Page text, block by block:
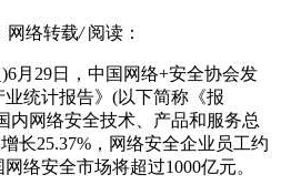
网络转载/ 阅读：
月29日，中国网络+安全协会发
统计报告》(以下简称《报
内网络安全技术、产品和服务总
长25.37%，网络安全企业员工约
络安全市场将超过1000亿元。